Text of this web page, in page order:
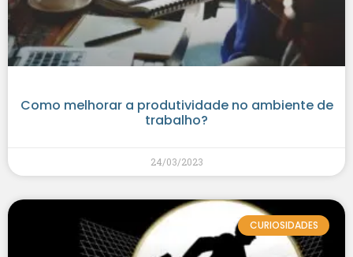
Como melhorar a produtividade no ambiente de
trabalho?
24/03/2023
CURIOSIDADES